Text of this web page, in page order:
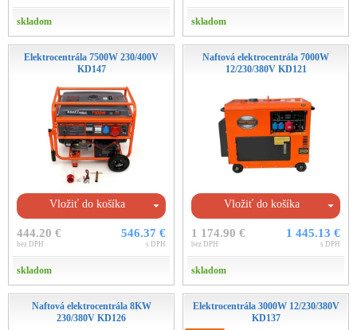
skladom skladom
Elektrocentrála 7500W 230/400V
KD147
Vložiť do košíka
444.20 €
bez DPH
546.37 €
s DPH
skladom
Naftová elektrocentrála 7000W
12/230/380V KD121
Vložiť do košíka
1 174.90 €
bez DPH
1 445.13 €
s DPH
skladom
Naftová elektrocentrála 8KW
230/380V KD126
Elektrocentrála 3000W 12/230/380V
KD137